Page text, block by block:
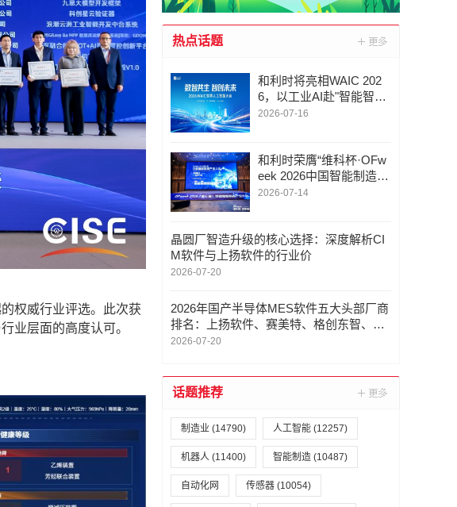
权威行业评选。此次获
业层面的高度认可。
热点话题
和利时将亮相WAIC 202
6，以工业AI赴"智能智
造"新未来
2026-07-16
和利时荣膺“维科杯·OFw
eek 2026中国智能制造行
业年度卓越领军企业
2026-07-14
晶圆厂智造升级的核心选择：深度解析CI
M软件与上扬软件的行业价
2026-07-20
2026年国产半导体MES软件五大头部厂商
排名：上扬软件、赛美特、格创东智、鼎
捷、中电九天谁主沉浮？
2026-07-20
话题推荐
制造业 (14790) 人工智能 (12257)
机器人 (11400) 智能制造 (10487)
自动化网 传感器 (10054)